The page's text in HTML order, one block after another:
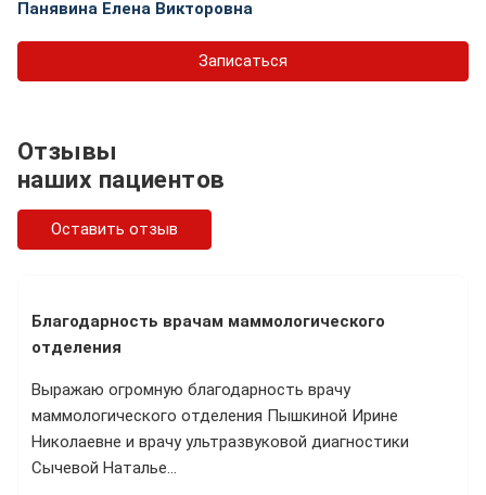
Панявина Елена Викторовна
Записаться
Отзывы
наших пациентов
Оставить отзыв
Благодарность врачам маммологического
отделения
Выражаю огромную благодарность врачу
маммологического отделения Пышкиной Ирине
Николаевне и врачу ультразвуковой диагностики
Сычевой Наталье…